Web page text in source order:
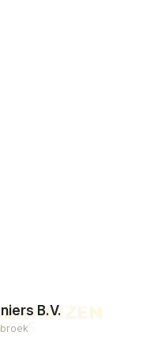
B.V.